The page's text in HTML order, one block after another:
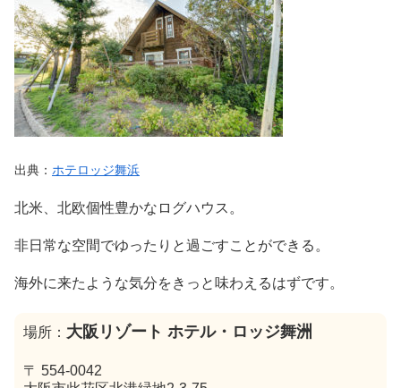
出典： ホテロッジ舞浜
北米、北欧個性豊かなログハウス。
非日常な空間でゆったりと過ごすことができる。
海外に来たような気分をきっと味わえるはずです。
場所： 大阪リゾート ホテル・ロッジ舞洲
〒 554-0042